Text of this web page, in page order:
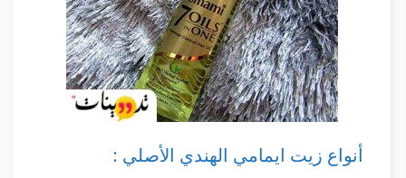
أنواع زيت ايمامي الهندي الأصلي :